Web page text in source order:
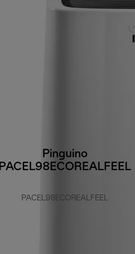
Pinguino
PACEL98ECOREALFEEL
PACEL98ECOREALFEEL